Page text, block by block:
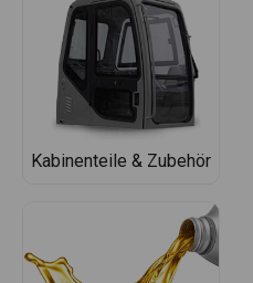
Kabinenteile & Zubehör